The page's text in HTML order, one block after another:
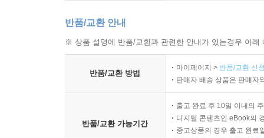
반품/교환 안내
※ 상품 설명에 반품/교환과 관련한 안내가 있는경우 아
반품/교환 방법
마이페이지 > 반품/교환 신
판매자 배송 상품은 판매자
반품/교환 가능기간
출고 완료 후 10일 이내의
디지털 콘텐츠인 eBook의
중고상품의 경우 출고 완료